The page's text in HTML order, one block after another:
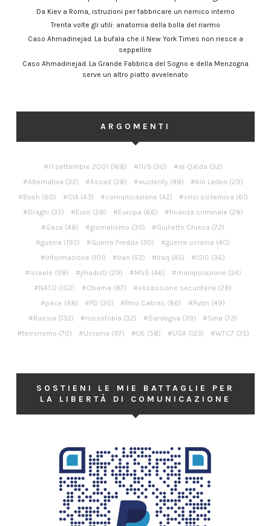
Da Kiev a Roma, istruzioni per fabbricare un nemico interno
Trenta volte gli utili: anatomia della bolla del riarmo
Caso Ahmadinejad. La bufala che il New York Times non riesce a
seppellire
Caso Ahmadinejad. La Grande Fabbrica del Sogno e della Menzogna
serve un altro piatto avvelenato
ARGOMENTI
11 settembre 2001 (168) 11/9 (30) al-Qa'ida (32)
Alternativa (32) Assad (28) austerity (48) bin Laden (29)
Bush (60) CIA(43) comunicazione (42) crisi sistemica (61)
Draghi (35) Euro (28) Europa (66) finanza criminale (28)
Gaza (48) giornalismo (30) Giulietto Chiesa (72)
guerra (195) Guerra Fredda (30) guerra ucraina (40)
informazione (101) Iran (52) Iraq (45) ISIS (36)
Israele (98) jihadisti (29) M5S (46) manipolazione (34)
NATO (102) Obama (87) ossessione securitaria (28)
pace (48) PD (30) Pino Cabras (86) Putin (49)
Russia (132) russofobia (32) Sardegna (39) Siria (73)
terrorismo (70) Ucraina (97) UE (58) USA(123) WTC7 (35)
SOSTIENI LE MIE BATTAGLIE PER
LA LIBERTÀ DI COMUNICAZIONE